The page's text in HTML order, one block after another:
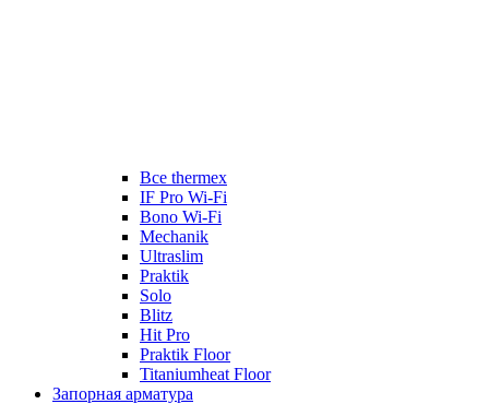
Все thermex
IF Pro Wi-Fi
Bono Wi-Fi
Mechanik
Ultraslim
Praktik
Solo
Blitz
Hit Pro
Praktik Floor
Titaniumheat Floor
Запорная арматура